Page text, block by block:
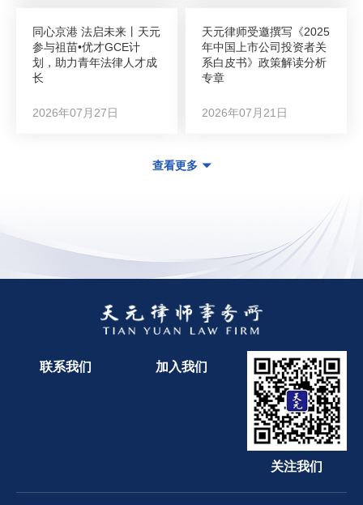
同心京港 法启未来丨天元
参与祖苗•优才GCE计
划，助力青年法律人才成
长
2026年07月27日
天元律师受邀撰写《2025
年中国上市公司投资者关
系白皮书》政策解读分析
专章
2026年07月21日
查看更多
联系我们 加入我们
关注我们